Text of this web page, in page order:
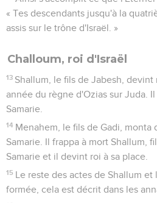
Jotham se coucha avec ses
leurs côtés dans la ville de son
2 Rois 16
Seuls les Évangiles sont disponibles en vidéo
Ahaz, roi de Juda
1 La dix-septième année du règne
Achaz, fils de Jotham, le roi de
2 Achaz avait 20 ans lorsqu'il devint